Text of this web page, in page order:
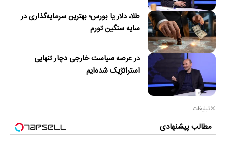
طلا، دلار یا بورس؛ بهترین سرمایه‌گذاری در
سایه سنگین تورم
در عرصه سیاست خارجی دچار تنهایی
استراتژیک شده‌ایم
تبلیغات
مطالب پیشنهادی